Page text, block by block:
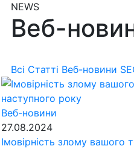
NEWS
Веб-
Всі Статті Веб-новини
Веб-новини
27.08.2024
Імовірність злому вашого